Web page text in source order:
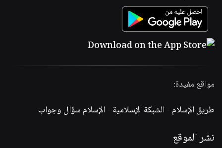
مواقع مفيدة:
طريق الإسلام -الشبكة الإسلامية -الإسلام سؤال وجواب
نشر الموقع